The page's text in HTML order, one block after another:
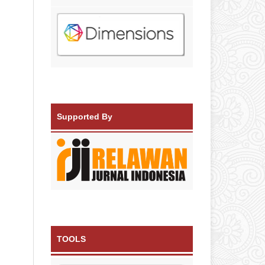
Supported By
TOOLS